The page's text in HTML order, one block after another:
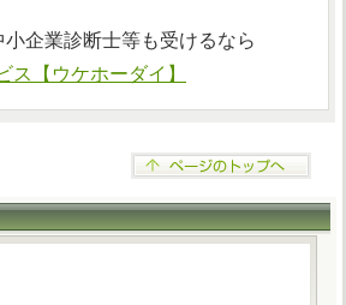
小企業診断士等も受けるなら
ス【ウケホーダイ】